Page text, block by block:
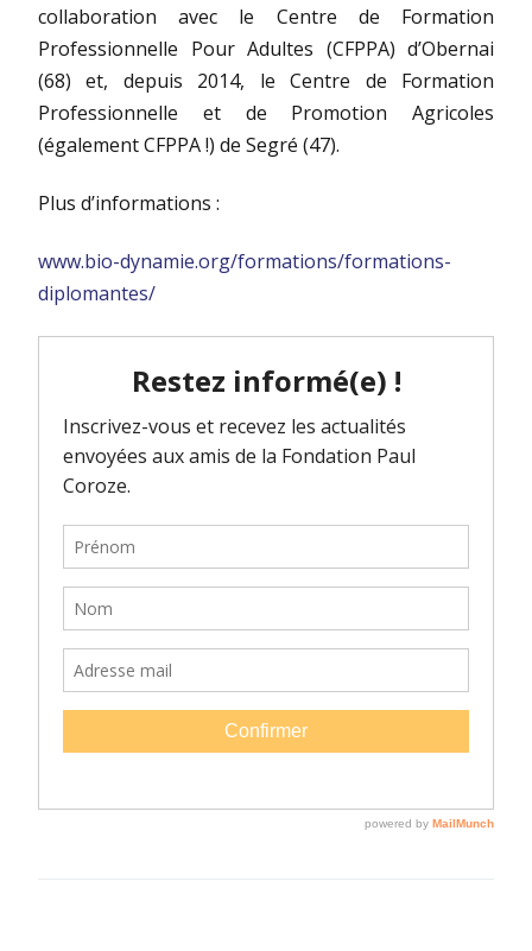
collaboration avec le Centre de Formation
Professionnelle Pour Adultes (CFPPA) d’Obernai
(68) et, depuis 2014, le Centre de Formation
Professionnelle et de Promotion Agricoles
(également CFPPA !) de Segré (47).
Plus d’informations :
www.bio-dynamie.org/formations/formations-
diplomantes/